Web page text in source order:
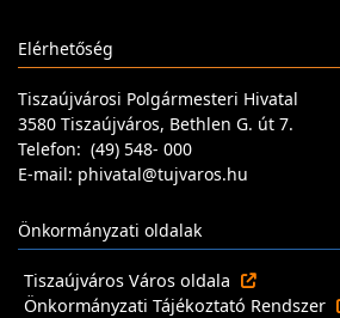
Elérhetőség
Tiszaújvárosi Polgármesteri Hivatal
3580 Tiszaújváros, Bethlen G. út 7.
Telefon: (49) 548- 000
E-mail: phivatal@tujvaros.hu
Önkormányzati oldalak
Tiszaújváros Város oldala
Önkormányzati Tájékoztató Rendszer